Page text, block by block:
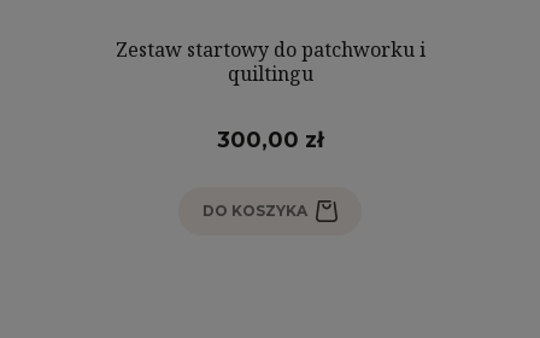
Zestaw startowy do patchworku i
quiltingu
300,00 zł
DO KOSZYKA